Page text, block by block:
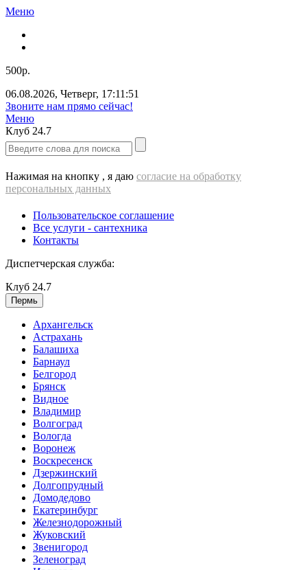
Меню
500р.
06.08.2026, Четверг, 17:11:52
Звоните нам прямо сейчас!
Меню
Клуб 24.7
Нажимая на кнопку , я даю согласие на обработку
персональных данных
Пользовательское соглашение
Все услуги - cантехника
Контакты
Диспетчерская служба:
Клуб 24.7
Пермь
Архангельск
Астрахань
Балашиха
Барнаул
Белгород
Брянск
Видное
Владимир
Волгоград
Вологда
Воронеж
Воскресенск
Дзержинский
Долгопрудный
Домодедово
Екатеринбург
Железнодорожный
Жуковский
Звенигород
Зеленоград